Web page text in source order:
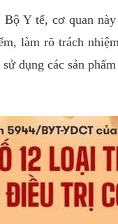
Y tế, cơ quan
làm rõ trách
dụng các sản